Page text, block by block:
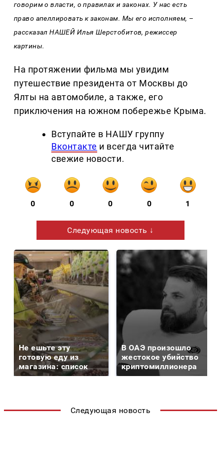
говорим о власти, о правилах и законах. У нас есть
право апеллировать к законам. Мы его исполняем, –
рассказал НАШЕЙ Илья Шерстобитов, режиссер
картины.
На протяжении фильма мы увидим
путешествие президента от Москвы до
Ялты на автомобиле, а также, его
приключения на южном побережье Крыма.
Вступайте в НАШУ группу
Вконтакте и всегда читайте
свежие новости.
0 0 0 0 1
Следующая новость ↓
Не ешьте эту
готовую еду из
магазина: список
В ОАЭ произошло
жестокое убийство
криптомиллионера
Следующая новость